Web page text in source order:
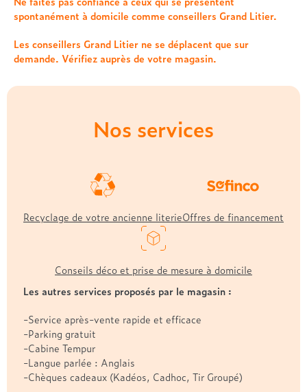
spontanément à domicile comme conseillers Grand Litier.
Les conseillers Grand Litier ne se déplacent que sur
demande. Vérifiez auprès de votre magasin.
Nos services
Recyclage de votre ancienne literieOffres de financement
Conseils déco et prise de mesure à domicile
Les autres services proposés par le magasin :
-Service après-vente rapide et efficace
-Parking gratuit
-Cabine Tempur
-Langue parlée : Anglais
-Chèques cadeaux (Kadéos, Cadhoc, Tir Groupé)